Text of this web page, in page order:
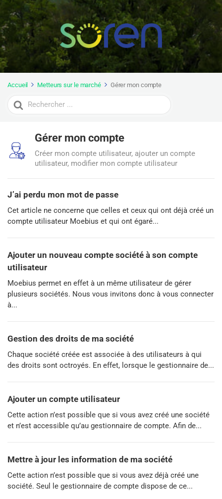
Accueil Metteurs sur le marché Gérer mon compte
Search
For
Gérer mon compte
Créer mon compte utilisateur, ajouter un compte
utilisateur, modifier mon compte utilisateur
J’ai perdu mon mot de passe
Cet article ne concerne que celles et ceux qui ont déjà créé un
compte utilisateur Moebius et qui ont égaré...
Ajouter un nouveau compte société à son compte
utilisateur
Moebius permet en effet à un même utilisateur de gérer
plusieurs sociétés. Nous vous invitons donc à vous connecter
à...
Gestion des droits de ma société
Chaque société créée est associée à des utilisateurs à qui
des droits sont octroyés. En effet, lorsque le gestionnaire de...
Ajouter un compte utilisateur
Cette action n’est possible que si vous avez créé une société
et n’est accessible qu’au gestionnaire de compte. Afin de...
Mettre à jour les information de ma société
Cette action n’est possible que si vous avez déjà créé une
société. Seul le gestionnaire de compte dispose de ce...